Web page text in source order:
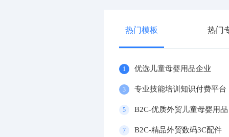
热门模板 热门
1 优选儿童母婴用品企业
3 专业技能培训知识付费平台
5 B2C-优质外贸儿童母婴用品
7 B2C-精品外贸数码3C配件